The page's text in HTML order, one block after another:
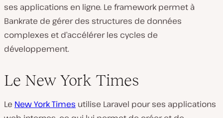
ses applications en ligne. Le framework permet à
Bankrate de gérer des structures de données
complexes et d’accélérer les cycles de
développement.
Le New York Times
Le New York Times utilise Laravel pour ses applications